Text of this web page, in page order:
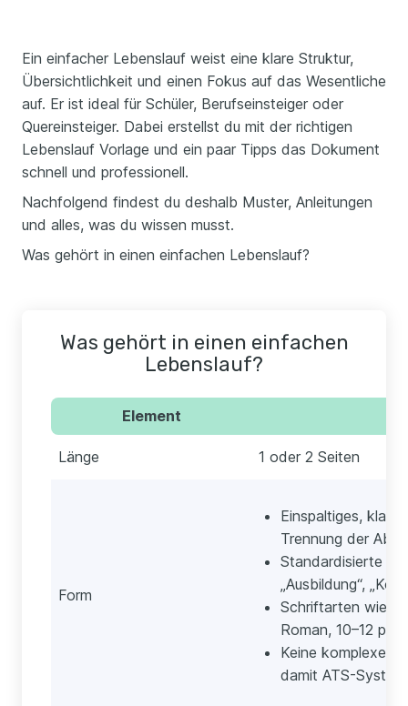
Ein einfacher Lebenslauf weist eine klare Struktur,
Übersichtlichkeit und einen Fokus auf das Wesentliche
auf. Er ist ideal für Schüler, Berufseinsteiger oder
Quereinsteiger. Dabei erstellst du mit der richtigen
Lebenslauf Vorlage und ein paar Tipps das Dokument
schnell und professionell.
Nachfolgend findest du deshalb Muster, Anleitungen
und alles, was du wissen musst.
Was gehört in einen einfachen Lebenslauf?
Was gehört in einen einfachen
Lebenslauf?
Element
Länge 1 oder 2 Seiten
Form
Einspaltiges,
Trennung der
Standardisierte
„Ausbildung“,
Schriftarten wie
Roman, 10–12 pt
Keine komplexen
damit ATS-